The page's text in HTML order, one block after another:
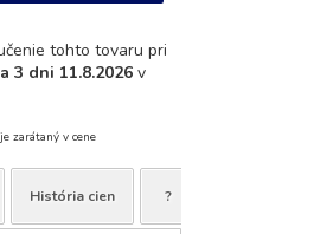
tohto tovaru pri
3 dni 11.8.2026 v
zarátaný v cene
História cien ?